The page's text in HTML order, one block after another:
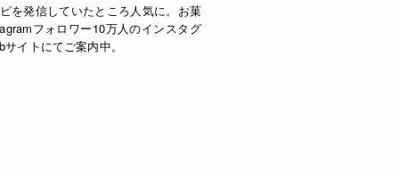
を発信していたところ人気に。お菓
フォロワー10万人のインスタグ
イトにてご案内中。